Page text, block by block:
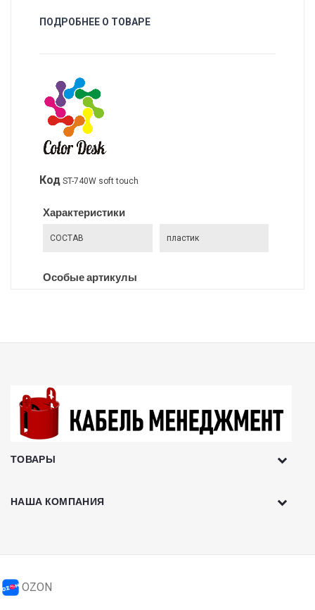
ПОДРОБНЕЕ О ТОВАРЕ
Код ST-740W soft touch
Характеристики
СОСТАВ пластик
Особые артикулы
ТОВАРЫ
НАША КОМПАНИЯ
OZON